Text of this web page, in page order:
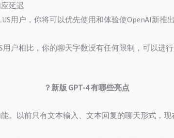
延迟。
用户，你将可以优先使用和体验使OpenAI新推
用户相比，你的聊天字数没有任何限制，可以进
新版 GPT-4 有哪些亮点？
。以前只有文本输入、文本回复的聊天形式，现